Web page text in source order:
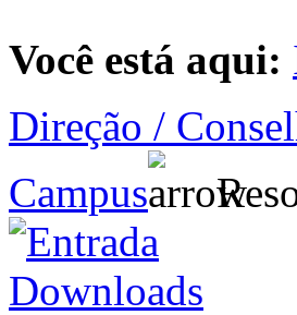
Você está aqui:
Direção /
Campus